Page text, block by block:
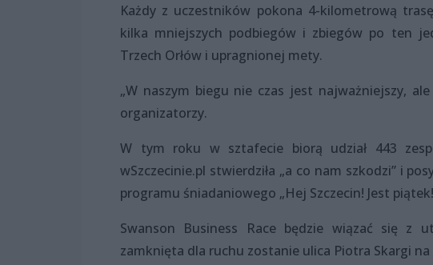
Każdy z uczestników pokona 4-kilometrową
kilka mniejszych podbiegów i zbiegów po ten
Trzech Orłów i upragnionej mety.
„W naszym biegu nie czas jest najważniejszy,
organizatorzy.
W tym roku w sztafecie biorą udział 443
wSzczecinie.pl stwierdziła „a co nam szkodzi” i
programu śniadaniowego „Hej Szczecin! Jest
Swanson Business Race będzie wiązać się z
zamknięta dla ruchu zostanie ulica Piotra Skargi